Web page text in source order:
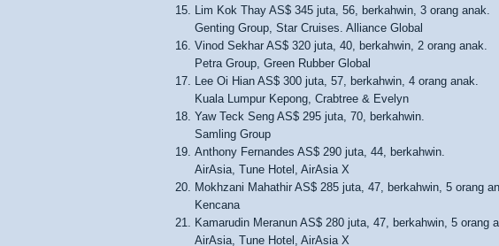
Lim Kok Thay AS$ 345 juta, 56, berkahwin, 3 orang anak.
Genting Group, Star Cruises. Alliance Global
Vinod Sekhar AS$ 320 juta, 40, berkahwin, 2 orang anak.
Petra Group, Green Rubber Global
Lee Oi Hian AS$ 300 juta, 57, berkahwin, 4 orang anak.
Kuala Lumpur Kepong, Crabtree & Evelyn
Yaw Teck Seng AS$ 295 juta, 70, berkahwin.
Samling Group
Anthony Fernandes AS$ 290 juta, 44, berkahwin.
AirAsia, Tune Hotel, AirAsia X
Mokhzani Mahathir AS$ 285 juta, 47, berkahwin, 5 orang
Kencana
Kamarudin Meranun AS$ 280 juta, 47, berkahwin, 5 orang
AirAsia, Tune Hotel, AirAsia X